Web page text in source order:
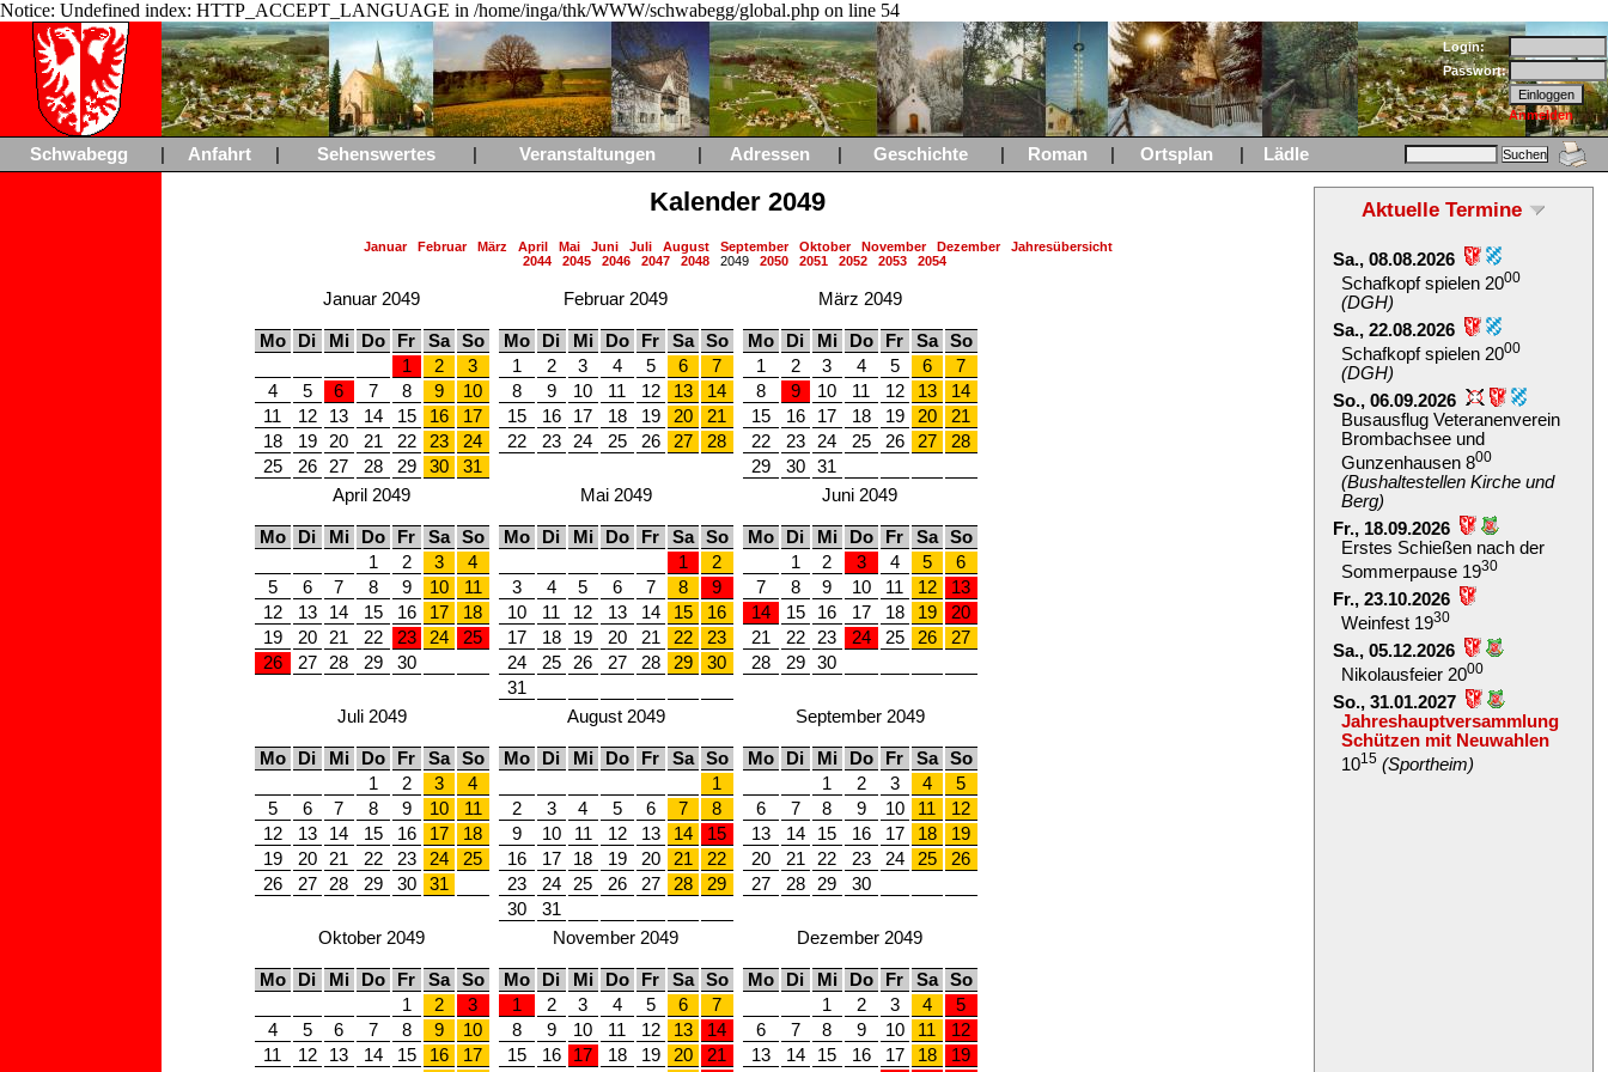
Notice: Undefined index: HTTP_ACCEPT_LANGUAGE in /home/inga/thk/WWW/schwabegg/global.php on line 54
Login:
Passwort:
Anmelden
Schwabegg Anfahrt Sehenswertes Veranstaltungen Adressen Geschichte Roman Ortsplan Lädle
Kalender 2049
Januar Februar März April Mai Juni Juli August September Oktober November Dezember
Jahresübersicht
2044
2045 2046 2047 20482049 2050 2051 2052 2053 2054
Januar 2049
Mo Di Mi Do Fr Sa
So
1
2
3
4
5 6 7 8 9
10
11
12 13 14 15 16
17
18
19 20 21 22 23
24
25
26 27 28 29 30 31
Februar 2049
Mo Di Mi Do Fr Sa
So
1
2 3 4 5 6
7
8
9 10 11 12 13
14
15
16 17 18 19 20
21
22
23 24 25 26 27 28
März 2049
Mo Di Mi Do Fr Sa
So
1
2 3 4 5 6
7
8
9 10 11 12 13
14
15
16 17 18 19 20
21
22
23 24 25 26 27
28
29
30
31
April 2049
Mo Di Mi Do Fr Sa
So
1
2 3
4
5
6 7 8 9 10
11
12
13 14 15 16 17
18
19
20 21 22 23 24
25
26
27 28 29 30
Mai 2049
Mo Di Mi Do Fr Sa
So
1
2
3
4 5 6 7 8
9
10
11 12 13 14 15
16
17
18 19 20 21 22
23
24
25 26 27 28 29
30
31
Juni 2049
Mo Di Mi Do Fr Sa
So
1
2 3 4 5
6
7
8 9 10 11 12
13
14
15 16 17 18 19
20
21
22 23 24 25 26
27
28
29 30
Juli 2049
Mo Di Mi Do Fr Sa
So
1
2 3
4
5
6 7 8 9 10
11
12
13 14 15 16 17
18
19
20 21 22 23 24
25
26
27 28 29 30 31
August 2049
Mo Di Mi Do Fr Sa
So
1
2
3 4 5 6 7
8
9
10 11 12 13 14
15
16
17 18 19 20 21
22
23
24 25 26 27 28
29
30
31
September 2049
Mo Di Mi Do Fr Sa
So
1
2 3 4
5
6
7 8 9 10 11
12
13
14 15 16 17 18
19
20
21 22 23 24 25
26
27
28 29 30
Oktober 2049
Mo Di Mi Do Fr Sa
So
1
2
3
4
5 6 7 8 9
10
11
12 13 14 15 16
17
November 2049
Mo Di Mi Do Fr Sa
So
1
2 3 4 5 6
7
8
9 10 11 12 13
14
15
16 17 18 19 20
21
Dezember 2049
Mo Di Mi Do Fr Sa
So
1
2 3 4
5
6
7 8 9 10 11
12
13
14 15 16 17 18
19
Aktuelle Termine
Sa., 08.08.2026
Schafkopf spielen 2000
(DGH)
Sa., 22.08.2026
Schafkopf spielen 2000
(DGH)
So., 06.09.2026
Busausflug Veteranenverein
Brombachsee und
Gunzenhausen 800
(Bushaltestellen Kirche und
Berg)
Fr., 18.09.2026
Erstes Schießen nach der
Sommerpause 1930
Fr., 23.10.2026
Weinfest 1930
Sa., 05.12.2026
Nikolausfeier 2000
So., 31.01.2027
Jahreshauptversammlung
Schützen mit Neuwahlen
1015 (Sportheim)